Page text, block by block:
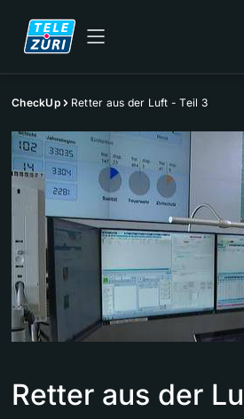
CheckUp Retter aus der Luft - Teil 3
Retter aus der